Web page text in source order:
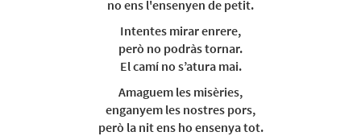
no ens l'ensenyen de petit.
Intentes mirar enrere,
però no podràs tornar.
El camí no s’atura mai.
Amaguem les misèries,
enganyem les nostres pors,
però la nit ens ho ensenya tot.